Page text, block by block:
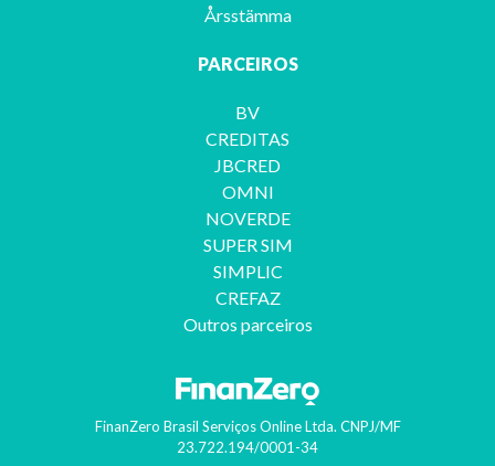
Årsstämma
PARCEIROS
BV
CREDITAS
JBCRED
OMNI
NOVERDE
SUPER SIM
SIMPLIC
CREFAZ
Outros parceiros
FinanZero Brasil Serviços Online Ltda. CNPJ/MF
23.722.194/0001-34